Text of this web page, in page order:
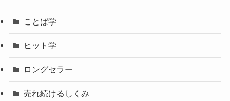
ことば学
ヒット学
ロングセラー
売れ続けるしくみ